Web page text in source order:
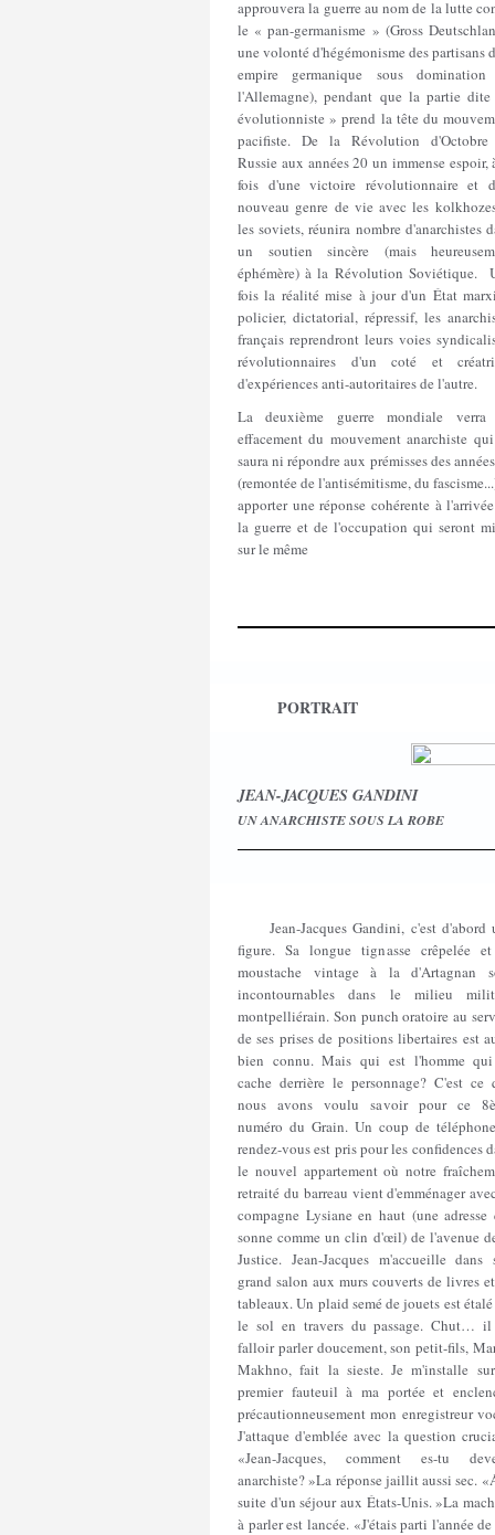
approuvera la guerre au nom de la lutte
le « pan-germanisme » (Gross
une volonté d'hégémonisme des partisans
empire germanique sous
l'Allemagne), pendant que la partie
évolutionniste » prend la tête du
pacifiste. De la Révolution
Russie aux années 20 un immense espoir,
fois d'une victoire révolutionnaire et
nouveau genre de vie avec les
les soviets, réunira nombre d'anarchistes
un soutien sincère (mais
éphémère) à la Révolution Soviétique.
fois la réalité mise à jour d'un État
policier, dictatorial, répressif, les
français reprendront leurs voies
révolutionnaires d'un coté et
d'expériences anti-autoritaires de l'autre.
La deuxième guerre mondiale verra
effacement du mouvement anarchiste
saura ni répondre aux prémisses des
(remontée de l'antisémitisme, du
apporter une réponse cohérente à
la guerre et de l'occupation qui seront
sur le même
PORTRAIT
JEAN-JACQUES GANDINI
UN ANARCHISTE SOUS LA ROBE
Jean-Jacques Gandini, c'est d'abord
figure. Sa longue tignasse crêpelée
moustache vintage à la d'Artagnan
incontournables dans le milieu
montpelliérain. Son punch oratoire au
de ses prises de positions libertaires est
bien connu. Mais qui est l'homme
cache derrière le personnage? C'est ce
nous avons voulu savoir pour ce
numéro du Grain. Un coup de
rendez-vous est pris pour les confidences
le nouvel appartement où notre
retraité du barreau vient d'emménager
compagne Lysiane en haut (une adresse
sonne comme un clin d'œil) de l'avenue
Justice. Jean-Jacques m'accueille dans
grand salon aux murs couverts de livres
tableaux. Un plaid semé de jouets est
le sol en travers du passage. Chut…
falloir parler doucement, son petit-fils,
Makhno, fait la sieste. Je m'installe
premier fauteuil à ma portée et
précautionneusement mon enregistreur
J'attaque d'emblée avec la question
«Jean-Jacques, comment es-tu
anarchiste? »La réponse jaillit aussi sec.
suite d'un séjour aux États-Unis. »La
à parler est lancée. «J'étais parti l'année